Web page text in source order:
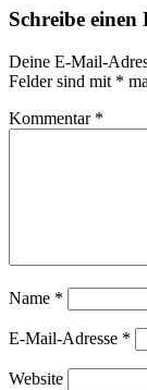
Schreibe
Deine E-Mail-
Felder sind mit *
Kommentar *
Name *
E-Mail-Adresse *
Website